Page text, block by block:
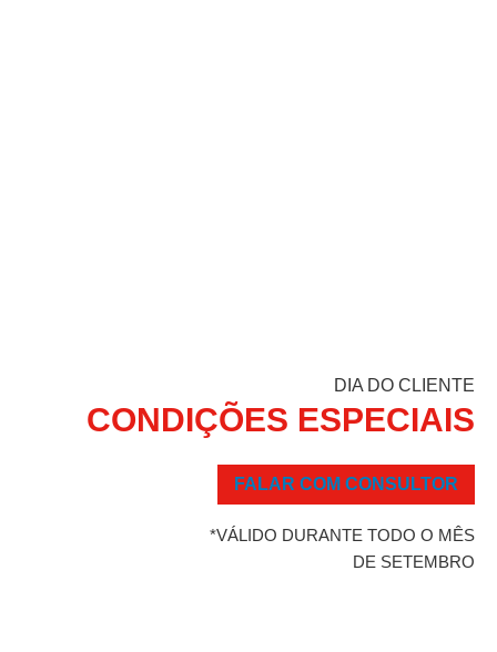
DIA DO CLIENTE
CONDIÇÕES ESPECIAIS
FALAR COM CONSULTOR
*VÁLIDO DURANTE TODO O MÊS
DE SETEMBRO